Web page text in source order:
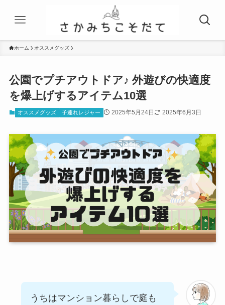
ホーム オススメグッズ
公園でプチアウトドア♪ 外遊びの快適度
を爆上げするアイテム10選
オススメグッズ 子連れレジャー 2025年5月24日 2025年6月3日
うちはマンション暮らしで庭も